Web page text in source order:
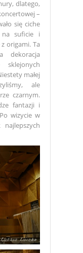
dlatego,
–
się ciche
na suficie i
origami. Ta
dekoracja
sklejonych
małej
ale
czarnym.
fantazji i
wizycie w